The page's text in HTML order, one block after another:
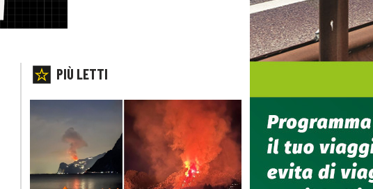
PIÙ LETTI